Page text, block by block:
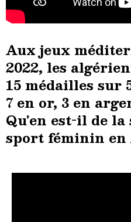
Aux jeux
2022, les
15 médailles sur
7 en or, 3 en
Qu'en est-il de
sport féminin en